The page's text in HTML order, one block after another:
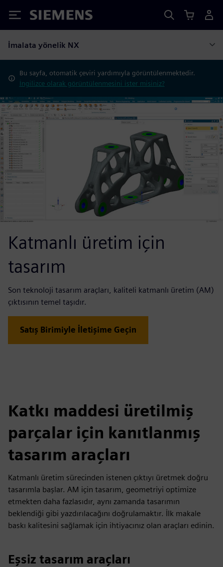
Siemens
İmalata yönelik NX
Bu sayfa, otomatik çeviri yardımıyla görüntülenmektedir.
İngilizce olarak görüntülenmesini ister misiniz?
Katmanlı üretim için
tasarım
Son teknoloji tasarım araçları, kaliteli katmanlı üretim (AM)
çıktısının temel taşıdır.
Satış Birimiyle İletişime Geçin
Katkı maddesi üretilmiş
parçalar için kanıtlanmış
tasarım araçları
Katmanlı üretim sürecinden istenen çıktıyı üretmek doğru
tasarımla başlar. AM için tasarım, geometriyi optimize
etmekten daha fazlasıdır, aynı zamanda tasarımın
beklendiği gibi yazdırılacağını doğrulamaktır. İlk makale
baskı kalitesini sağlamak için ihtiyacınız olan araçları edinin.
Eşsiz tasarım araçları